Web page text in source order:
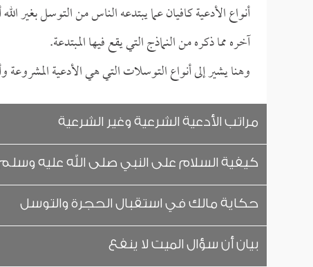
أنواع الأدعية كافيان عما يبتدعه الناس من التوسل بغير
آخره مما ذكره من النماذج التي يقع فيها المبتدعة.
وهنا يشير إلى أنواع التوسلات التي هي الأدعية المشروعة
مراتب الأدعية الشرعية وغير الشرعية
كيفية السلام على النبي صلى الله عليه
حكاية مالك في استقبال الحجرة والتوسل
بيان أن سؤال الميت لا ينفع